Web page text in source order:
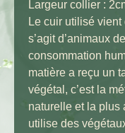
Largeur collier :
Le cuir utilisé vient
s’agit d’animaux
consommation
matière a reçu un
végétal, c’est la
naturelle et la plus
utilise des